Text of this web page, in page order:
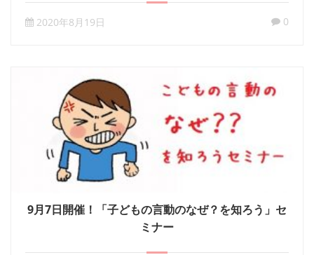
2020年8月19日 0
9月7日開催！「子どもの言動のなぜ？を知ろう」セ
ミナー